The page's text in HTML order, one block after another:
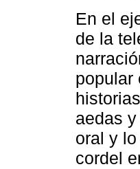
En el
de la
popular
aedas
oral y
cordel